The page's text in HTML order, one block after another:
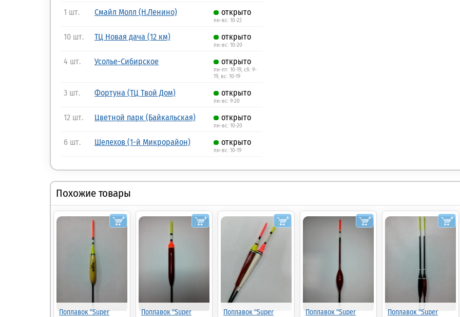
1 шт. Смайл Молл (Н.Ленино) открыто
пн-вс: 10-22
10 шт. ТЦ Новая дача (12 км) открыто
пн-вс: 10-20
4 шт. Усолье-Сибирское открыто
пн-пт: 10-19, сб: 9-
19, вс: 10-19
3 шт. Фортуна (ТЦ Твой Дом) открыто
пн-вс: 9-20
12 шт. Цветной парк (Байкальская) открыто
пн-вс: 10-20
6 шт. Шелехов (1-й Микрорайон) открыто
пн-вс: 10-19
Похожие товары
Поплавок "Super
Поплавок "Super
Поплавок "Super
Поплавок "Super
Поплавок "Super